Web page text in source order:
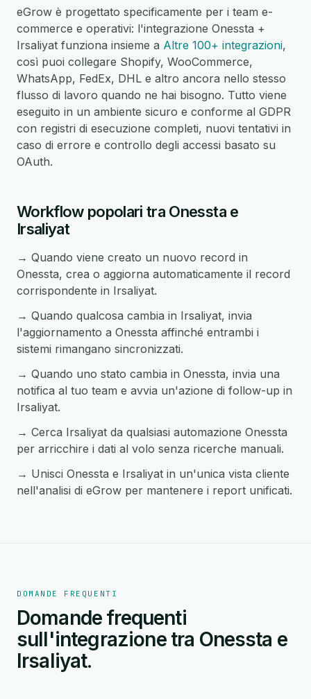
eGrow è progettato specificamente per i team e-
commerce e operativi: l'integrazione Onessta +
Irsaliyat funziona insieme a Altre 100+ integrazioni,
così puoi collegare Shopify, WooCommerce,
WhatsApp, FedEx, DHL e altro ancora nello stesso
flusso di lavoro quando ne hai bisogno. Tutto viene
eseguito in un ambiente sicuro e conforme al GDPR
con registri di esecuzione completi, nuovi tentativi in
caso di errore e controllo degli accessi basato su
OAuth.
Workflow popolari tra Onessta e
Irsaliyat
→ Quando viene creato un nuovo record in
Onessta, crea o aggiorna automaticamente il record
corrispondente in Irsaliyat.
→ Quando qualcosa cambia in Irsaliyat, invia
l'aggiornamento a Onessta affinché entrambi i
sistemi rimangano sincronizzati.
→ Quando uno stato cambia in Onessta, invia una
notifica al tuo team e avvia un'azione di follow-up in
Irsaliyat.
→ Cerca Irsaliyat da qualsiasi automazione Onessta
per arricchire i dati al volo senza ricerche manuali.
→ Unisci Onessta e Irsaliyat in un'unica vista cliente
nell'analisi di eGrow per mantenere i report unificati.
DOMANDE FREQUENTI
Domande frequenti
sull'integrazione tra Onessta e
Irsaliyat.